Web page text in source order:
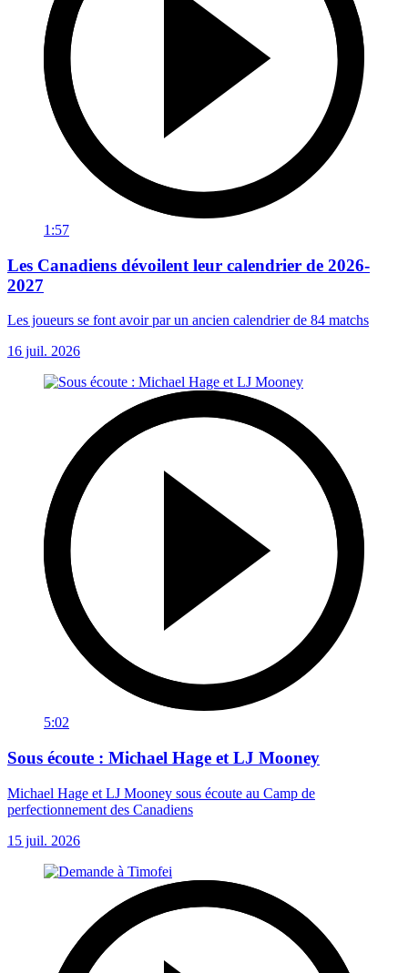
1:57
Les Canadiens dévoilent leur calendrier de 2026-
2027
Les joueurs se font avoir par un ancien calendrier de 84 matchs
16 juil. 2026
5:02
Sous écoute : Michael Hage et LJ Mooney
Michael Hage et LJ Mooney sous écoute au Camp de
perfectionnement des Canadiens
15 juil. 2026